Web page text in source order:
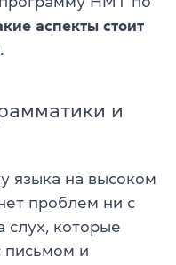
аспекты стоит
и
языка на высоком
проблем ни с
слух, которые
письмом и